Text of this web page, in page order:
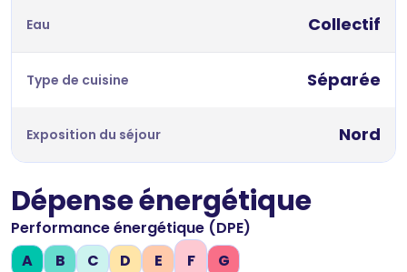
Eau Collectif
Type de cuisine Séparée
Exposition du séjour Nord
Dépense énergétique
Performance énergétique (DPE)
A
B C D E F
G